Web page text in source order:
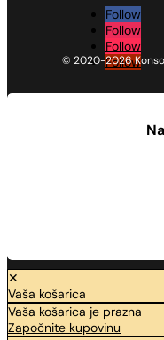
Follow
Follow
Follow
Follow
© 2020-2026
✕
Vaša košarica
Vaša košarica je prazna
Započnite kupovinu